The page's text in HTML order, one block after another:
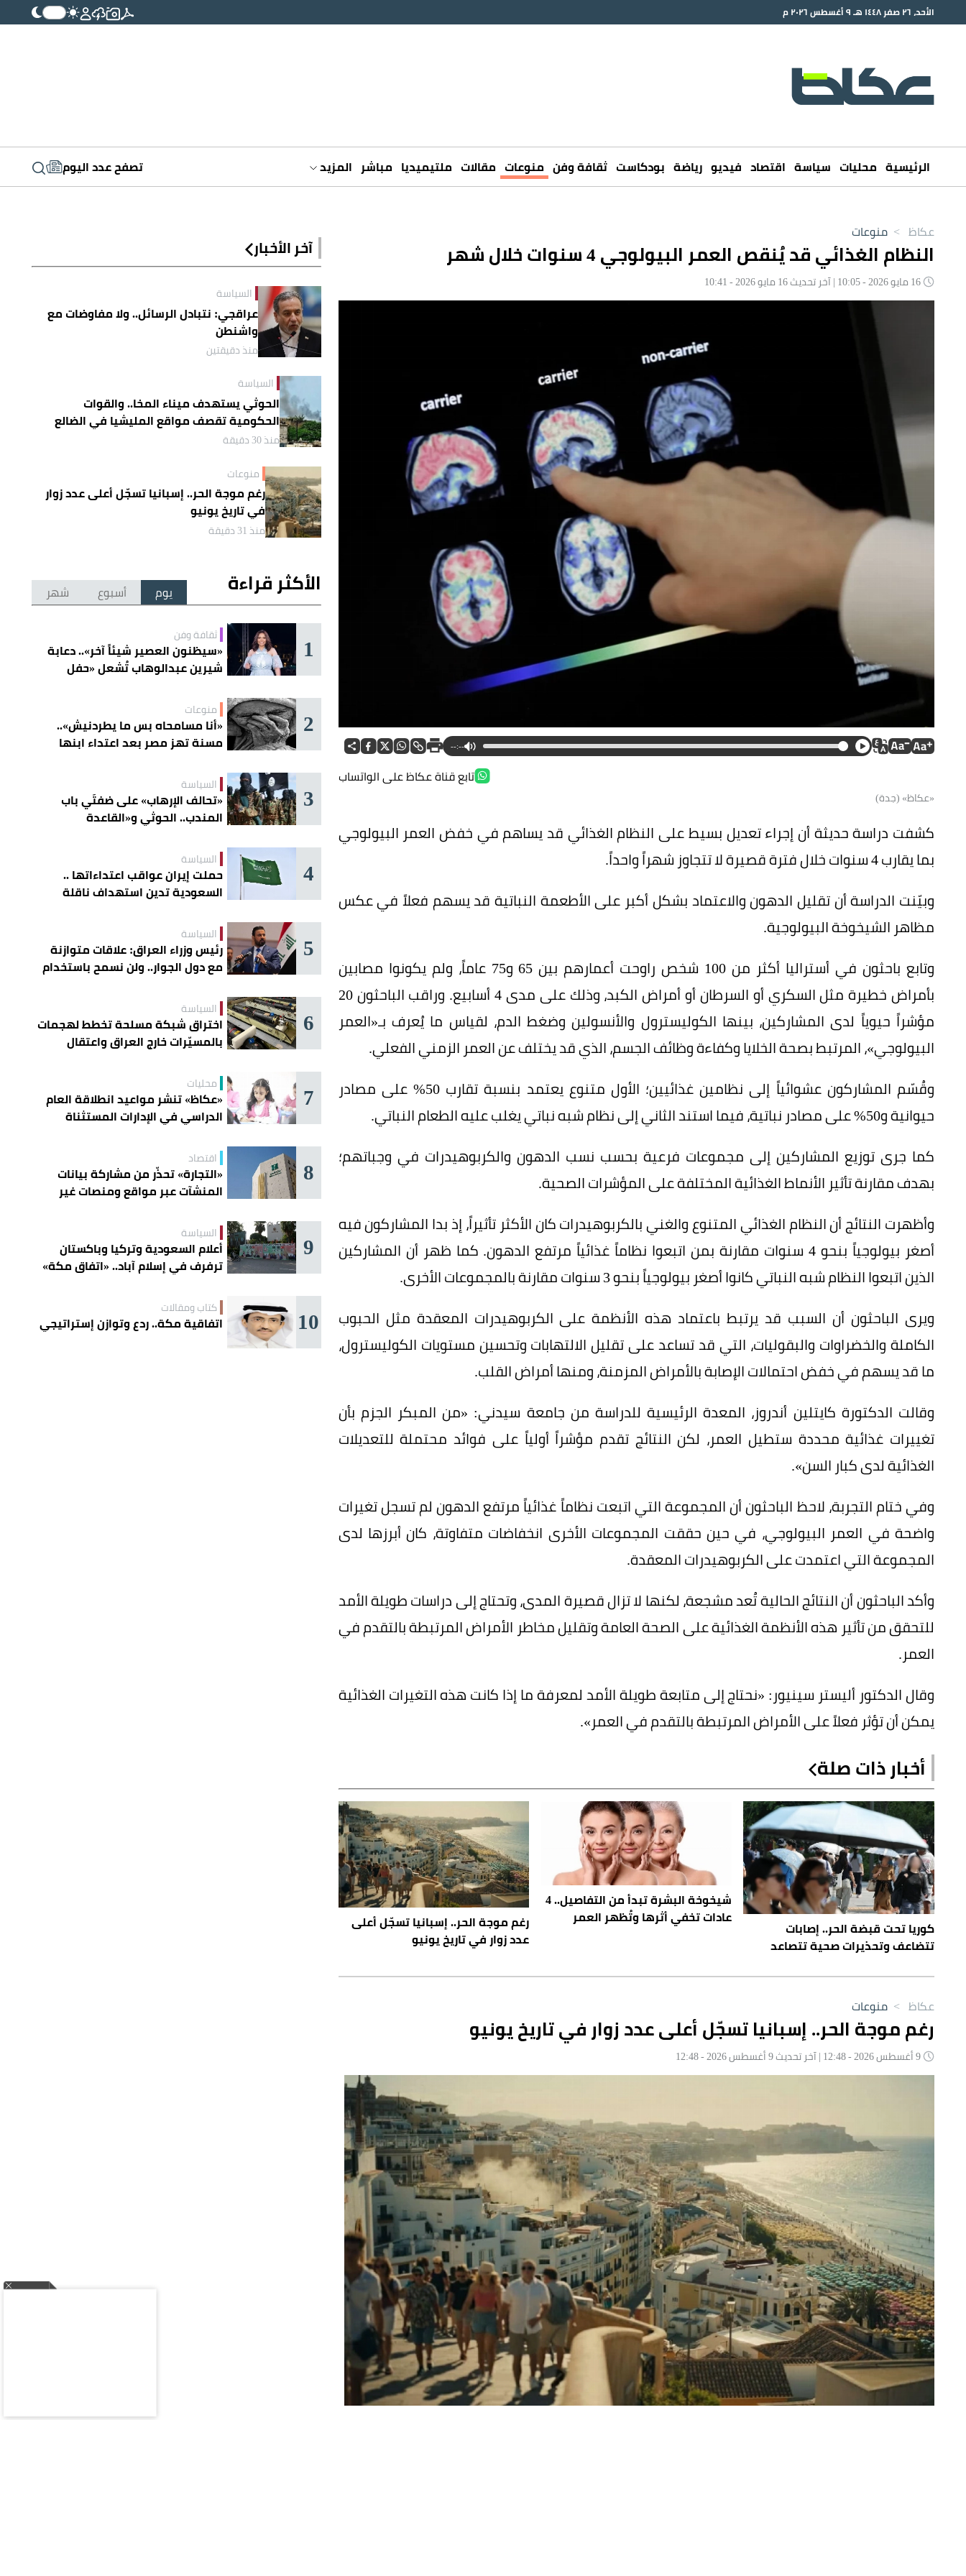
الأحد، ٢٦ صفر ١٤٤٨ هـ ٩ أغسطس ٢٠٢٦ م
الرئيسية محليات سياسة اقتصاد فيديو رياضة بودكاست ثقافة وفن منوعات مقالات ملتيميديا مباشر المزيد تصفح عدد اليوم
عكاظ > منوعات
النظام الغذائي قد يُنقص العمر البيولوجي 4 سنوات خلال شهر
--:--
تابع قناة عكاظ على الواتساب
«عكاظ» (جدة)
كشفت دراسة حديثة أن إجراء تعديل بسيط على النظام الغذائي قد يساهم في خفض العمر البيولوجي
بما يقارب 4 سنوات خلال فترة قصيرة لا تتجاوز شهراً واحداً.
وبيّنت الدراسة أن تقليل الدهون والاعتماد بشكل أكبر على الأطعمة النباتية قد يسهم فعلاً في عكس
مظاهر الشيخوخة البيولوجية.
وتابع باحثون في أستراليا أكثر من 100 شخص راوحت أعمارهم بين 65 و75 عاماً، ولم يكونوا مصابين
بأمراض خطيرة مثل السكري أو السرطان أو أمراض الكبد، وذلك على مدى 4 أسابيع. وراقب الباحثون 20
مؤشراً حيوياً لدى المشاركين، بينها الكوليسترول والأنسولين وضغط الدم، لقياس ما يُعرف بـ«العمر
البيولوجي»، المرتبط بصحة الخلايا وكفاءة وظائف الجسم، الذي قد يختلف عن العمر الزمني الفعلي.
وقُسّم المشاركون عشوائياً إلى نظامين غذائيين؛ الأول متنوع يعتمد بنسبة تقارب 50% على مصادر
حيوانية و50% على مصادر نباتية، فيما استند الثاني إلى نظام شبه نباتي يغلب عليه الطعام النباتي.
كما جرى توزيع المشاركين إلى مجموعات فرعية بحسب نسب الدهون والكربوهيدرات في وجباتهم؛
بهدف مقارنة تأثير الأنماط الغذائية المختلفة على المؤشرات الصحية.
وأظهرت النتائج أن النظام الغذائي المتنوع والغني بالكربوهيدرات كان الأكثر تأثيراً، إذ بدا المشاركون فيه
أصغر بيولوجياً بنحو 4 سنوات مقارنة بمن اتبعوا نظاماً غذائياً مرتفع الدهون. كما ظهر أن المشاركين
الذين اتبعوا النظام شبه النباتي كانوا أصغر بيولوجياً بنحو 3 سنوات مقارنة بالمجموعات الأخرى.
ويرى الباحثون أن السبب قد يرتبط باعتماد هذه الأنظمة على الكربوهيدرات المعقدة مثل الحبوب
الكاملة والخضراوات والبقوليات، التي قد تساعد على تقليل الالتهابات وتحسين مستويات الكوليسترول،
ما قد يسهم في خفض احتمالات الإصابة بالأمراض المزمنة، ومنها أمراض القلب.
وقالت الدكتورة كايتلين أندروز، المعدة الرئيسية للدراسة من جامعة سيدني: «من المبكر الجزم بأن
تغييرات غذائية محددة ستطيل العمر، لكن النتائج تقدم مؤشراً أولياً على فوائد محتملة للتعديلات
الغذائية لدى كبار السن».
وفي ختام التجربة، لاحظ الباحثون أن المجموعة التي اتبعت نظاماً غذائياً مرتفع الدهون لم تسجل تغيرات
واضحة في العمر البيولوجي، في حين حققت المجموعات الأخرى انخفاضات متفاوتة، كان أبرزها لدى
المجموعة التي اعتمدت على الكربوهيدرات المعقدة.
وأكد الباحثون أن النتائج الحالية تُعد مشجعة، لكنها لا تزال قصيرة المدى، وتحتاج إلى دراسات طويلة الأمد
للتحقق من تأثير هذه الأنظمة الغذائية على الصحة العامة وتقليل مخاطر الأمراض المرتبطة بالتقدم في
العمر.
وقال الدكتور أليستر سينيور: «نحتاج إلى متابعة طويلة الأمد لمعرفة ما إذا كانت هذه التغيرات الغذائية
يمكن أن تؤثر فعلاً على الأمراض المرتبطة بالتقدم في العمر».
أخبار ذات صلة
كوريا تحت قبضة الحر.. إصابات
تتضاعف وتحذيرات صحية تتصاعد
شيخوخة البشرة تبدأ من التفاصيل.. 4
عادات تخفي أثرها وتُظهر العمر
رغم موجة الحر.. إسبانيا تسجّل أعلى
عدد زوار في تاريخ يونيو
آخر الأخبار
السياسة
عراقجي: نتبادل الرسائل.. ولا مفاوضات مع
واشنطن
منذ دقيقتين
السياسة
الحوثي يستهدف ميناء المخا.. والقوات
الحكومية تقصف مواقع المليشيا في الضالع
منذ 30 دقيقة
منوعات
رغم موجة الحر.. إسبانيا تسجّل أعلى عدد زوار
في تاريخ يونيو
منذ 31 دقيقة
الأكثر قراءة يوم أسبوع شهر
1 ثقافة وفن
«سيظنون العصير شيئاً آخر».. دعابة
شيرين عبدالوهاب تُشعل «حفل
2 منوعات
«أنا مسامحاه بس ما يطردنيش»..
مسنة تهز مصر بعد اعتداء ابنها
3 السياسة
«تحالف الإرهاب» على ضفتَي باب
المندب.. الحوثي و«القاعدة
4 السياسة
حملت إيران عواقب اعتداءاتها ..
السعودية تدين استهداف ناقلة
5 السياسة
رئيس وزراء العراق: علاقات متوازنة
مع دول الجوار.. ولن نسمح باستخدام
6 السياسة
اختراق شبكة مسلحة تخطط لهجمات
بالمسيّرات خارج العراق واعتقال
7 محليات
«عكاظ» تنشر مواعيد انطلاقة العام
الدراسي في الإدارات المستثناة
8 اقتصاد
«التجارة» تحذّر من مشاركة بيانات
المنشآت عبر مواقع ومنصات غير
9 السياسة
أعلام السعودية وتركيا وباكستان
ترفرف في إسلام آباد.. «اتفاق مكة»
10 كتاب ومقالات
اتفاقية مكة.. ردع وتوازن إستراتيجي
عكاظ > منوعات
رغم موجة الحر.. إسبانيا تسجّل أعلى عدد زوار في تاريخ يونيو